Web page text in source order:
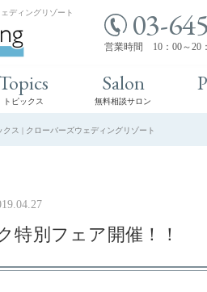
ディングリゾート 03-
営業時間 10：00～20
トピックス
Salon
無料相談サロン
クス | クローバーズウェディングリゾート
特別フェア開催！！